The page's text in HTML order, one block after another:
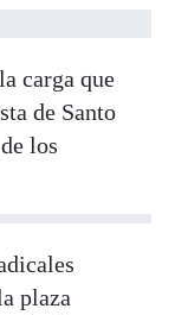
carga que
de Santo
los
plaza